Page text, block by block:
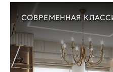
СОВРЕМЕННАЯ